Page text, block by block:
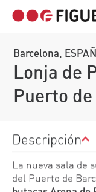
Barcelona,
Lonja de
Puerto
Descripción
La nueva sala de
del Puerto de